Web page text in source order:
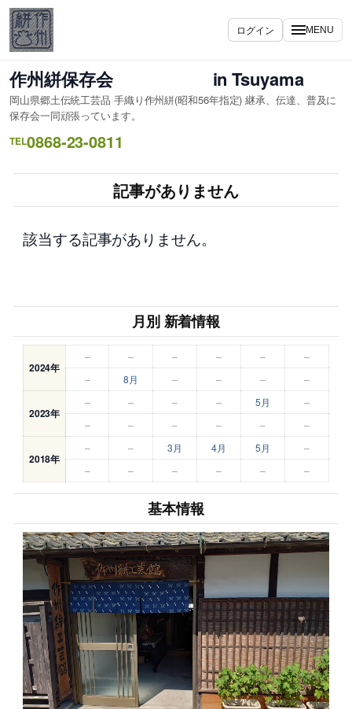
内
容
を
ス
キ
ッ
プ
ログイン MENU
作州絣保存会 in Tsuyama
岡山県郷土伝統工芸品 手織り作州絣(昭和56年指定) 継承、伝達、普及に
保存会一同頑張っています。
TEL0868-23-0811
記事がありません
該当する記事がありません。
月別 新着情報
2024年
– – – – –
–
–
8月 – – – –
2023年
– – – – 5月
–
–
– – – – –
2018年
– – 3月 4月 5月
–
–
– – – – –
基本情報